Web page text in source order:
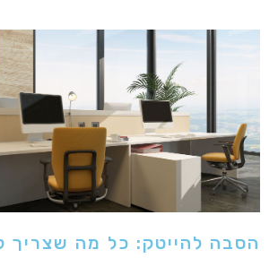
הסבה להייטק: כל מה שצריך